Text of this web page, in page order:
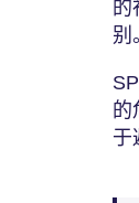
的
别
的
于